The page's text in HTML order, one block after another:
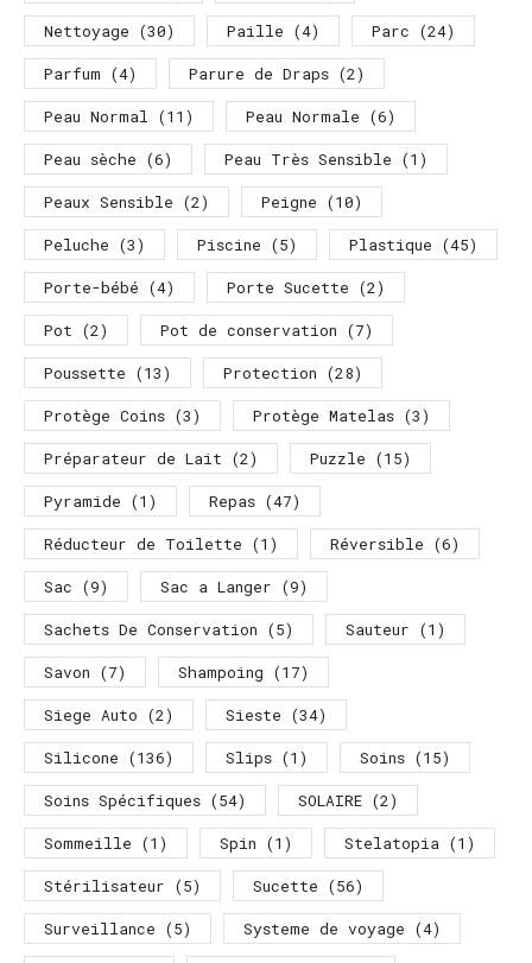
Nettoyage (30) Paille (4) Parc (24)
Parfum (4) Parure de Draps (2)
Peau Normal (11) Peau Normale (6)
Peau sèche (6) Peau Très Sensible (1)
Peaux Sensible (2) Peigne (10)
Peluche (3) Piscine (5) Plastique (45)
Porte-bébé (4) Porte Sucette (2)
Pot (2) Pot de conservation (7)
Poussette (13) Protection (28)
Protège Coins (3) Protège Matelas (3)
Préparateur de Lait (2) Puzzle (15)
Pyramide (1) Repas (47)
Réducteur de Toilette (1) Réversible (6)
Sac (9) Sac a Langer (9)
Sachets De Conservation (5) Sauteur (1)
Savon (7) Shampoing (17)
Siege Auto (2) Sieste (34)
Silicone (136) Slips (1) Soins (15)
Soins Spécifiques (54) SOLAIRE (2)
Sommeille (1) Spin (1) Stelatopia (1)
Stérilisateur (5) Sucette (56)
Surveillance (5) Systeme de voyage (4)